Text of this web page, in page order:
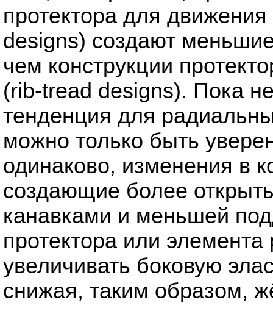
протектора для
designs) создают
чем конструкции
(rib-tread designs). Пока
тенденция для
можно только быть
одинаково, изменения в
создающие более
канавками и меньшей
протектора или элемента
увеличивать боковую
снижая, таким образом,